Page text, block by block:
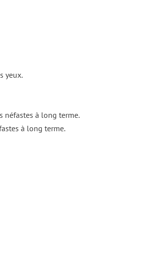
yeux.
néfastes à long terme.
à long terme.